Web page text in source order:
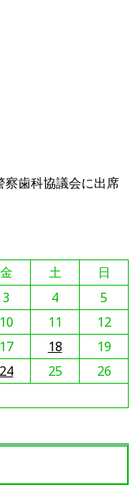
察歯科協議会に出席
金 土
日
3 4
5
10 11
12
17 18
19
24 25
26